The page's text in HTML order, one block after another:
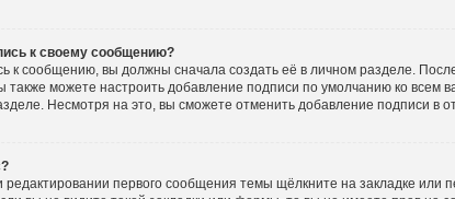
к своему сообщению?
к сообщению, вы должны сначала создать её в личном разделе.
также можете настроить добавление подписи по умолчанию ко
Несмотря на это, вы сможете отменить добавление подписи в
редактировании первого сообщения темы щёлкните на закладке или